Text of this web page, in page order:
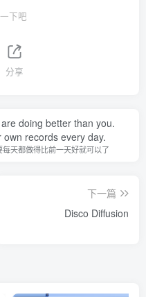
下吧
分享
doing better than you.
records every day.
天都做得比前一天好就可以了
下一篇
Disco Diffusion